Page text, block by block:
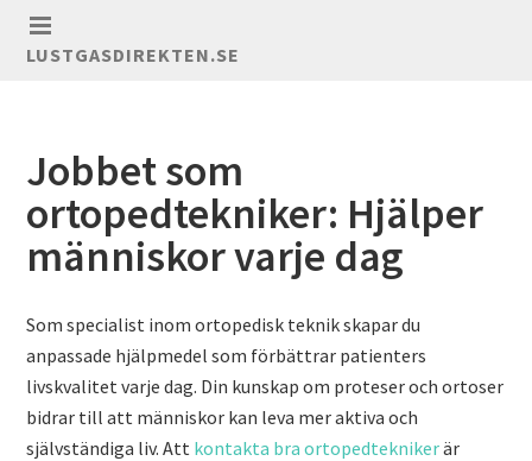
LUSTGASDIREKTEN.SE
Jobbet som
ortopedtekniker: Hjälper
människor varje dag
Som specialist inom ortopedisk teknik skapar du
anpassade hjälpmedel som förbättrar patienters
livskvalitet varje dag. Din kunskap om proteser och ortoser
bidrar till att människor kan leva mer aktiva och
självständiga liv. Att kontakta bra ortopedteknikerär